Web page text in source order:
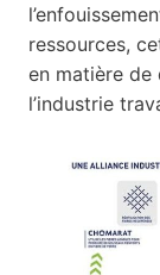
ressources,
en matière
l’industrie